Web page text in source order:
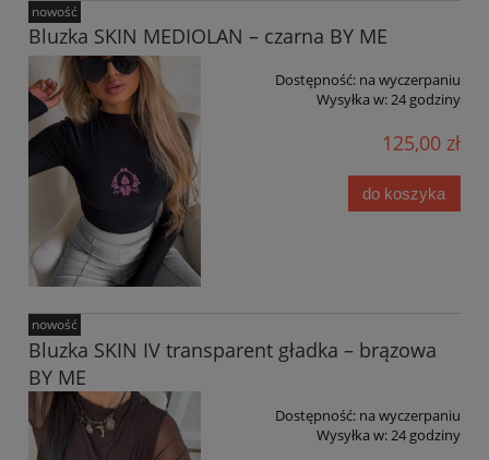
Bluzka SKIN MEDIOLAN – czarna BY ME
Dostępność: na wyczerpaniu
Wysyłka w:24 godziny
125,00 zł
do koszyka
nowość
Bluzka SKIN IV transparent gładka – brązowa
BY ME
Dostępność: na wyczerpaniu
Wysyłka w:24 godziny
nowość